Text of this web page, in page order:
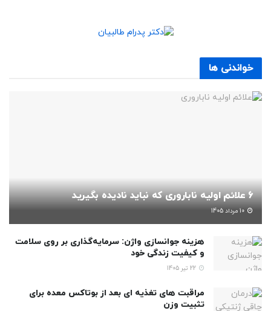
خواندنی ها
6 علائم اولیه ناباروری که نباید نادیده بگیرید
هزینه جوانسازی واژن: سرمایه‌گذاری بر روی سلامت
و کیفیت زندگی خود
مراقبت های تغذیه ای بعد از بوتاکس معده برای
تثبیت وزن